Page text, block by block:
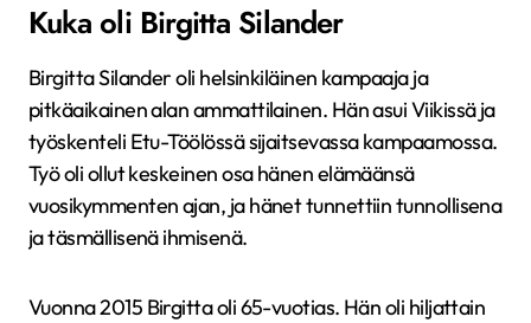
Kuka oli Birgitta Silander
Birgitta Silander oli helsinkiläinen kampaaja ja
pitkäaikainen alan ammattilainen. Hän asui Viikissä ja
työskenteli Etu-Töölössä sijaitsevassa kampaamossa.
Työ oli ollut keskeinen osa hänen elämäänsä
vuosikymmenten ajan, ja hänet tunnettiin tunnollisena
ja täsmällisenä ihmisenä.
Vuonna 2015 Birgitta oli 65-vuotias. Hän oli hiljattain